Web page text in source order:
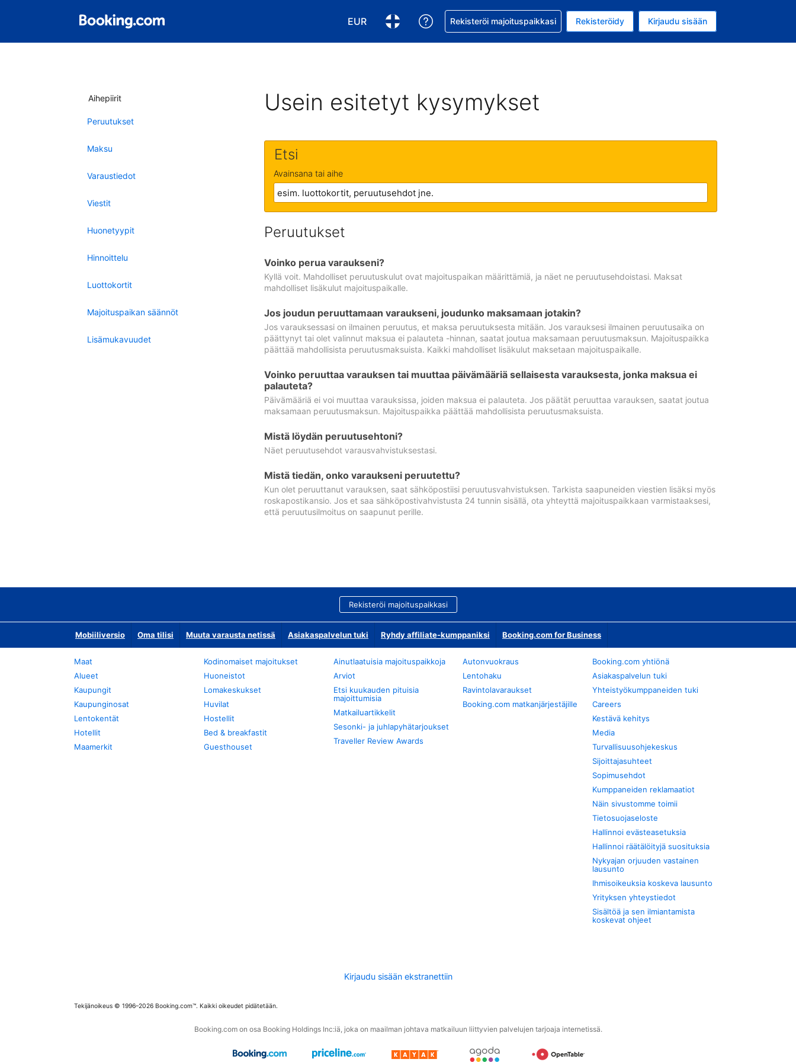
EUR
Valitse valuutta. Tämänhetkinen valuutta on EUR
Valitse kieli. Tämänhetkinen kieli on Suomi
Pyydä apua varauksesi kanssa
Rekisteröi majoituspaikkasi Rekisteröidy Kirjaudu sisään
Aihepiirit
Peruutukset
Maksu
Varaustiedot
Viestit
Huonetyypit
Hinnoittelu
Luottokortit
Majoituspaikan säännöt
Lisämukavuudet
Usein esitetyt kysymykset
Etsi
Avainsana tai aihe
Peruutukset
Voinko perua varaukseni?
Kyllä voit. Mahdolliset peruutuskulut ovat majoituspaikan määrittämiä, ja näet ne peruutusehdoistasi. Maksat
mahdolliset lisäkulut majoituspaikalle.
Jos joudun peruuttamaan varaukseni, joudunko maksamaan jotakin?
Jos varauksessasi on ilmainen peruutus, et maksa peruutuksesta mitään. Jos varauksesi ilmainen peruutusaika on
päättynyt tai olet valinnut maksua ei palauteta -hinnan, saatat joutua maksamaan peruutusmaksun. Majoituspaikka
päättää mahdollisista peruutusmaksuista. Kaikki mahdolliset lisäkulut maksetaan majoituspaikalle.
Voinko peruuttaa varauksen tai muuttaa päivämääriä sellaisesta varauksesta, jonka maksua ei
palauteta?
Päivämääriä ei voi muuttaa varauksissa, joiden maksua ei palauteta. Jos päätät peruuttaa varauksen, saatat joutua
maksamaan peruutusmaksun. Majoituspaikka päättää mahdollisista peruutusmaksuista.
Mistä löydän peruutusehtoni?
Näet peruutusehdot varausvahvistuksestasi.
Mistä tiedän, onko varaukseni peruutettu?
Kun olet peruuttanut varauksen, saat sähköpostiisi peruutusvahvistuksen. Tarkista saapuneiden viestien lisäksi myös
roskapostikansio. Jos et saa sähköpostivahvistusta 24 tunnin sisällä, ota yhteyttä majoituspaikkaan varmistaaksesi,
että peruutusilmoitus on saapunut perille.
Rekisteröi majoituspaikkasi
Mobiiliversio Oma tilisi Muuta varausta netissä Asiakaspalvelun tuki Ryhdy affiliate-kumppaniksi Booking.com for Business
Maat
Alueet
Kaupungit
Kaupunginosat
Lentokentät
Hotellit
Maamerkit
Kodinomaiset majoitukset
Huoneistot
Lomakeskukset
Huvilat
Hostellit
Bed & breakfastit
Guesthouset
Ainutlaatuisia majoituspaikkoja
Arviot
Etsi kuukauden pituisia
majoittumisia
Matkailuartikkelit
Sesonki- ja juhlapyhätarjoukset
Traveller Review Awards
Autonvuokraus
Lentohaku
Ravintolavaraukset
Booking.com matkanjärjestäjille
Booking.com yhtiönä
Asiakaspalvelun tuki
Yhteistyökumppaneiden tuki
Careers
Kestävä kehitys
Media
Turvallisuusohjekeskus
Sijoittajasuhteet
Sopimusehdot
Kumppaneiden reklamaatiot
Näin sivustomme toimii
Tietosuojaseloste
Hallinnoi evästeasetuksia
Hallinnoi räätälöityjä suosituksia
Nykyajan orjuuden vastainen
lausunto
Ihmisoikeuksia koskeva lausunto
Yrityksen yhteystiedot
Sisältöä ja sen ilmiantamista
koskevat ohjeet
Kirjaudu sisään ekstranettiin
Tekijänoikeus © 1996–2026 Booking.com™. Kaikki oikeudet pidätetään.
Booking.com on osa Booking Holdings Inc:iä, joka on maailman johtava matkailuun liittyvien palvelujen tarjoaja internetissä.